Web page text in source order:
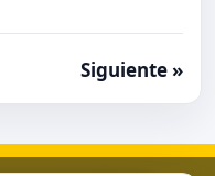
Siguiente »